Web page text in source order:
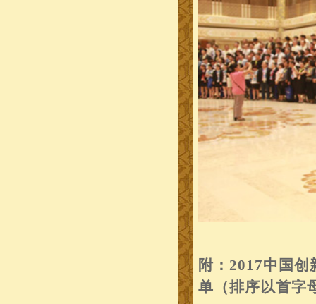
附：2017中国
单（排序以首字